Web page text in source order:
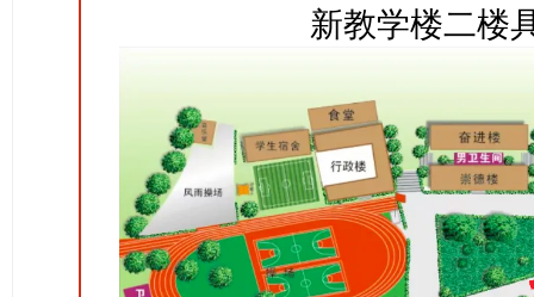
新教学楼二楼